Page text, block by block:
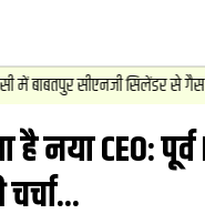
सीएनजी सिलेंडर से गैस रिसाव,
नया CEO: पूर्व